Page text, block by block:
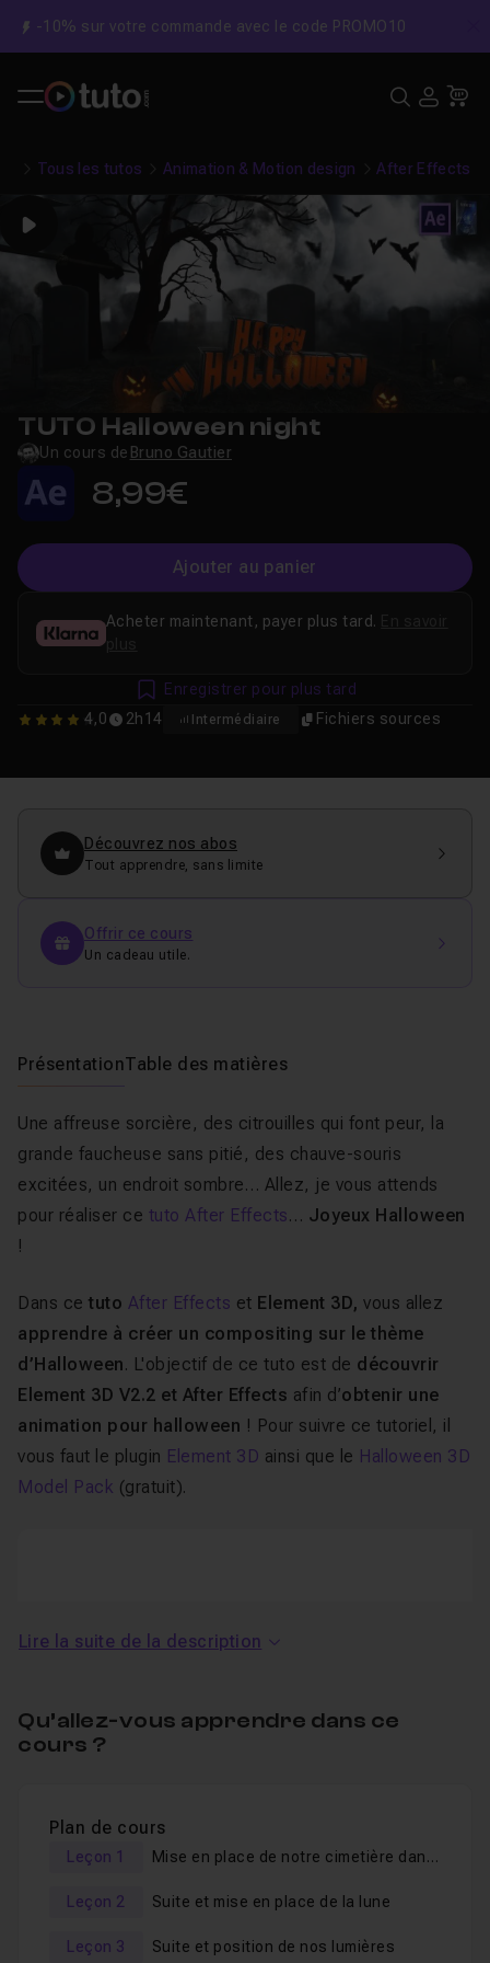
-10% sur votre commande avec le code PROMO10
Tous les tutos Animation & Motion design After Effects
Play
TUTO Halloween night
Un cours de Bruno Gautier
8,99€
Ajouter au panier
4 4,0 2h14 Intermédiaire Fichiers sources
Acheter maintenant, payer plus tard.
plus
Enregistrer pour plus tard
Découvrez nos abos
Tout apprendre, sans limite
Offrir ce cours
Un cadeau utile.
PrésentationTable des matières
Une affreuse sorcière, des citrouilles qui font peur, la
grande faucheuse sans pitié, des chauve-souris
excitées, un endroit sombre… Allez, je vous attends
pour réaliser ce tuto After Effects… Joyeux Halloween
!
Dans ce tuto After Effects et Element 3D, vous allez
apprendre à créer un compositing sur le thème
d’Halloween. L'objectif de ce tuto est de découvrir
Element 3D V2.2 et After Effects afin d’obtenir une
animation pour halloween ! Pour suivre ce tutoriel, il
vous faut le plugin Element 3D ainsi que le Halloween 3D
Model Pack (gratuit).
This service is not activated.
Au programme de ce tuto After
Effects Element 3D Halloween :
Lire la suite de la description
Qu’allez-vous apprendre dans ce
cours ?
Plan de cours
Leçon 1 Mise en place de notre cimetière dans Element 3D
Leçon 2 Suite et mise en place de la lune
Leçon 3 Suite et position de nos lumières